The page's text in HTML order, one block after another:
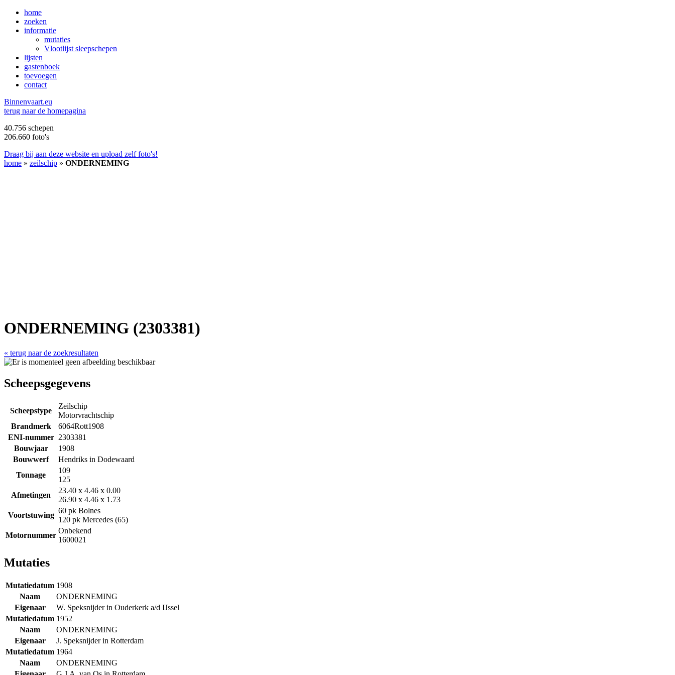
home
zoeken
informatie
mutaties
Vlootlijst sleepschepen
lijsten
gastenboek
toevoegen
contact
Binnenvaart.eu
terug naar de homepagina
40.756 schepen
206.660 foto's
Draag bij aan deze website en upload zelf foto's!
home » zeilschip » ONDERNEMING
ONDERNEMING (2303381)
« terug naar de zoekresultaten
Scheepsgegevens
Scheepstype
Zeilschip
Motorvrachtschip
Brandmerk
6064Rott1908
ENI-nummer 2303381
Bouwjaar
1908
Bouwwerf
Hendriks in Dodewaard
Tonnage
109
125
Afmetingen
23.40 x 4.46 x 0.00
26.90 x 4.46 x 1.73
Voortstuwing
60 pk Bolnes
120 pk Mercedes (65)
Motornummer
Onbekend
1600021
Mutaties
Mutatiedatum 1908
Naam
ONDERNEMING
Eigenaar
W. Speksnijder in Ouderkerk a/d IJssel
Mutatiedatum 1952
Naam
ONDERNEMING
Eigenaar
J. Speksnijder in Rotterdam
Mutatiedatum 1964
Naam
ONDERNEMING